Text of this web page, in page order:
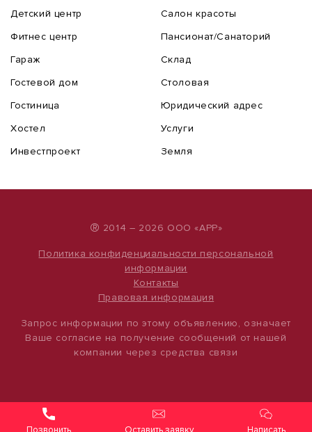
Детский центр
Фитнес центр
Гараж
Гостевой дом
Гостиница
Хостел
Инвестпроект
Салон красоты
Пансионат/Санаторий
Склад
Столовая
Юридический адрес
Услуги
Земля
® 2014 – 2026 ООО «АРР»
Политика конфиденциальности персональной
информации
Контакты
Правовая информация
Запрос информации по этому объявлению, означает
Ваше согласие на получение сообщений от нашей
компании через средства связи